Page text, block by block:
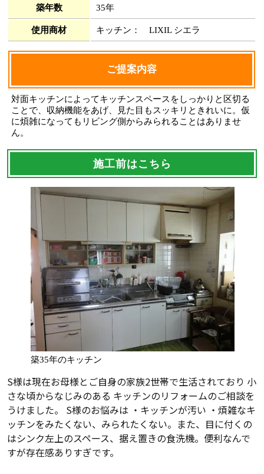
築年数 35年
使用商材 キッチン： LIXIL シエラ
ご提案内容
対面キッチンによってキッチンスペースをしっかりと区切る
ことで、収納機能をあげ、見た目もスッキリときれいに。仮
に煩雑になってもリビング側からみられることはありませ
ん。
施工前はこちら
築35年のキッチン
S様は現在お母様とご自身の家族2世帯で生活されており 小
さな頃からなじみのある キッチンのリフォームのご相談を
うけました。 S様のお悩みは ・キッチンが汚い ・煩雑なキ
ッチンをみたくない、みられたくない。また、目に付くの
はシンク左上のスペース、据え置きの食洗機。便利なんで
すが存在感ありすぎです。